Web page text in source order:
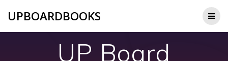
UPBOARDBOOKS
UP Board